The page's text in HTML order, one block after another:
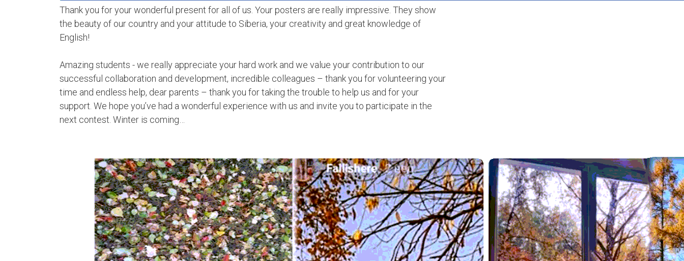
Thank you for your wonderful present for all of us. Your posters are really impressive. They show
the beauty of our country and your attitude to Siberia, your creativity and great knowledge of
English!
Amazing students - we really appreciate your hard work and we value your contribution to our
successful collaboration and development, incredible colleagues – thank you for volunteering your
time and endless help, dear parents – thank you for taking the trouble to help us and for your
support. We hope you’ve had a wonderful experience with us and invite you to participate in the
next contest. Winter is coming…